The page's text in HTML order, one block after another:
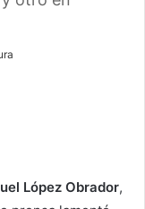
López Obrador,